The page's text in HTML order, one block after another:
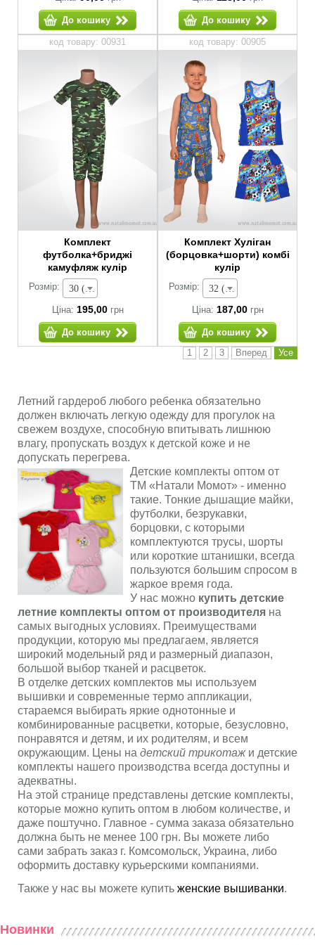
До кошику До кошику
код товару: 00931
Комплект
футболка+бриджі
камуфляж кулір
Розмір:
30 (зріст 104-110 см) - 195,00 грн
Ціна: 195,00грн
До кошику
код товару: 00905
Комплект Хуліган
(борцовка+шорти) комбі
кулір
Розмір:
32 (зріст 116-122 см) - 187,00 грн
Ціна: 187,00грн
До кошику
1
2 3 Вперед Усе
Летний гардероб любого ребенка обязательно
должен включать легкую одежду для прогулок на
свежем воздухе, способную впитывать лишнюю
влагу, пропускать воздух к детской коже и не
допускать перегрева.
Детские комплекты оптом от
ТМ «Натали Момот» - именно
такие. Тонкие дышащие майки,
футболки, безрукавки,
борцовки, с которыми
комплектуются трусы, шорты
или короткие штанишки, всегда
пользуются большим спросом в
жаркое время года.
У нас можно купить детские
летние комплекты оптом от производителя на
самых выгодных условиях. Преимуществами
продукции, которую мы предлагаем, является
широкий модельный ряд и размерный диапазон,
большой выбор тканей и расцветок.
В отделке детских комплектов мы используем
вышивки и современные термо аппликации,
стараемся выбирать яркие однотонные и
комбинированные расцветки, которые, безусловно,
понравятся и детям, и их родителям, и всем
окружающим. Цены на детский трикотажи детские
комплекты нашего производства всегда доступны и
адекватны.
На этой странице представлены детские комплекты,
которые можно купить оптом в любом количестве, и
даже поштучно. Главное - сумма заказа обязательно
должна быть не менее 100 грн. Вы можете либо
сами забрать заказ г. Комсомольск, Украина, либо
оформить доставку курьерскими компаниями.
Также у нас вы можете купить женские вышиванки.
Новинки